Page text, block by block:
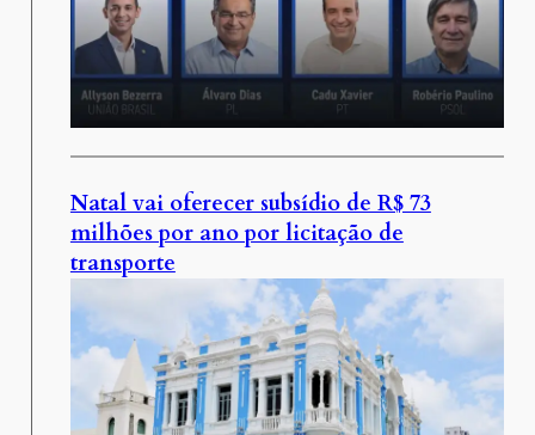
Natal vai oferecer subsídio de R$ 73
milhões por ano por licitação de
transporte